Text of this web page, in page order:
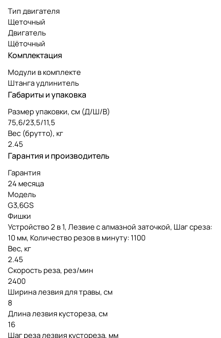
Тип двигателя
Щеточный
Двигатель
Щёточный
Комплектация
Модули в комплекте
Штанга удлинитель
Габариты и упаковка
Размер упаковки, см (Д/Ш/В)
75,6/23,5/11,5
Вес (брутто), кг
2.45
Гарантия и производитель
Гарантия
24 месяца
Модель
G3,6GS
Фишки
Устройство 2 в 1, Лезвие с алмазной заточкой, Шаг среза:
10 мм, Количество резов в минуту: 1100
Вес, кг
2.45
Скорость реза, рез/мин
2400
Ширина лезвия для травы, см
8
Длина лезвия кустореза, см
16
Шаг реза лезвия кустореза, мм